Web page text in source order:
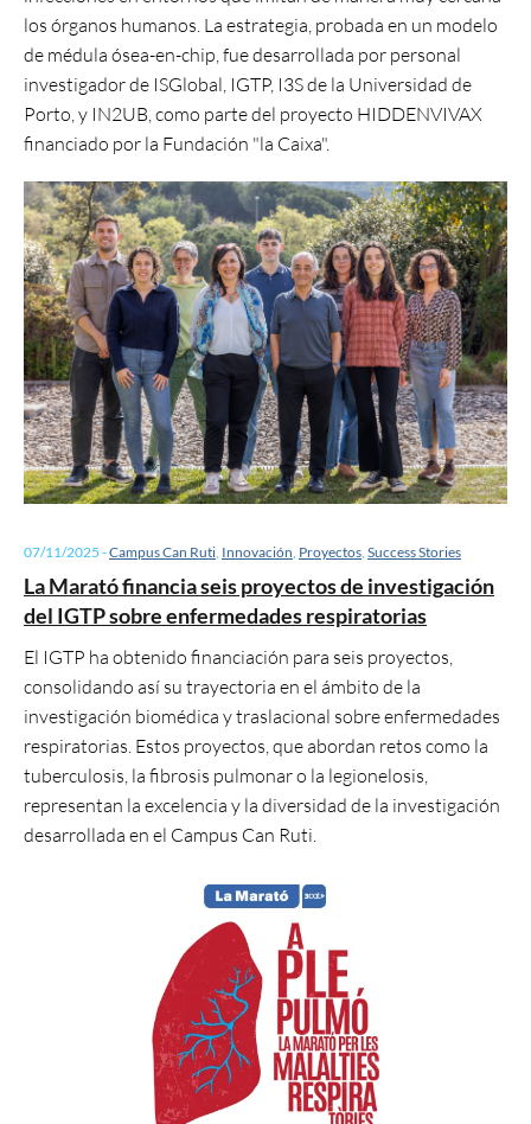
los órganos humanos. La estrategia, probada en un modelo
de médula ósea-en-chip, fue desarrollada por personal
investigador de ISGlobal, IGTP, I3S de la Universidad de
Porto, y IN2UB, como parte del proyecto HIDDENVIVAX
financiado por la Fundación "la Caixa".
07/11/2025 -Campus Can Ruti, Innovación, Proyectos, Success Stories
La Marató financia seis proyectos de investigación
del IGTP sobre enfermedades respiratorias
El IGTP ha obtenido financiación para seis proyectos,
consolidando así su trayectoria en el ámbito de la
investigación biomédica y traslacional sobre enfermedades
respiratorias. Estos proyectos, que abordan retos como la
tuberculosis, la fibrosis pulmonar o la legionelosis,
representan la excelencia y la diversidad de la investigación
desarrollada en el Campus Can Ruti.